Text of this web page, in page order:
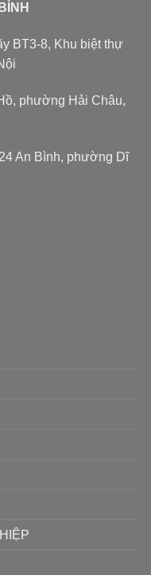
BT3-8, Khu biệt thự
phường Hải Châu,
An Bình, phường Dĩ